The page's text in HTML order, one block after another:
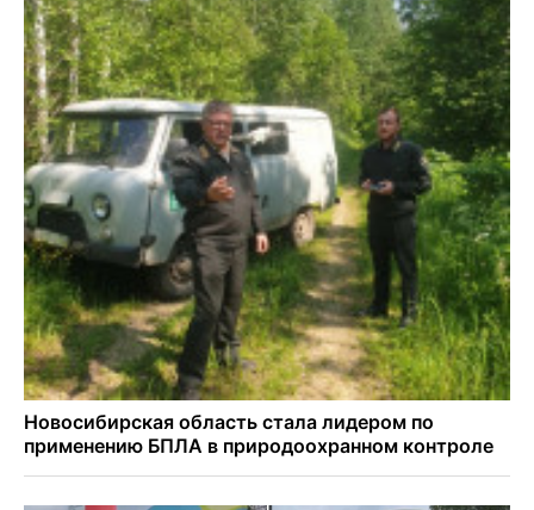
О пустырях в центре Новосибирска из-за лимита
площади КРТ предупредили эксперты